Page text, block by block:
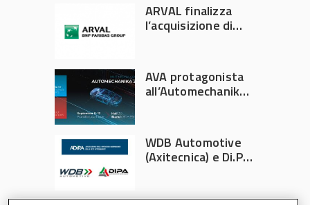
ARVAL finalizza
l’acquisizione di
AVA protagonista
all’Automechanika
WDB Automotive
(Axitecnica) e Di.Pa.